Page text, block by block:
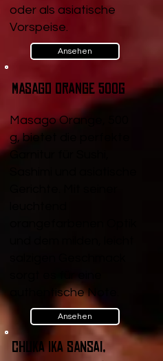
oder als asiatische
Vorspeise.
Ansehen
Masago Orange 500g
Masago Orange, 500
g, bietet die perfekte
Garnitur für Sushi,
authentische Note.
Ansehen
Chuka Ika Sansai,